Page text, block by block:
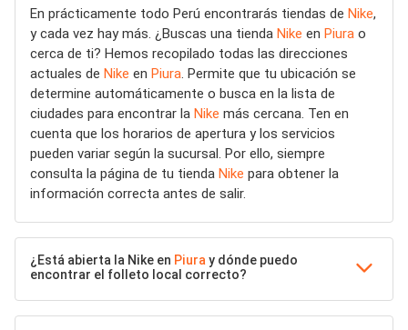
En prácticamente todo Perú encontrarás tiendas de Nike,
y cada vez hay más. ¿Buscas una tienda Nike en Piura o
cerca de ti? Hemos recopilado todas las direcciones
actuales de Nike en Piura. Permite que tu ubicación se
determine automáticamente o busca en la lista de
ciudades para encontrar la Nike más cercana. Ten en
cuenta que los horarios de apertura y los servicios
pueden variar según la sucursal. Por ello, siempre
consulta la página de tu tienda Nike para obtener la
información correcta antes de salir.
¿Está abierta la Nike en Piura y dónde puedo
encontrar el folleto local correcto?